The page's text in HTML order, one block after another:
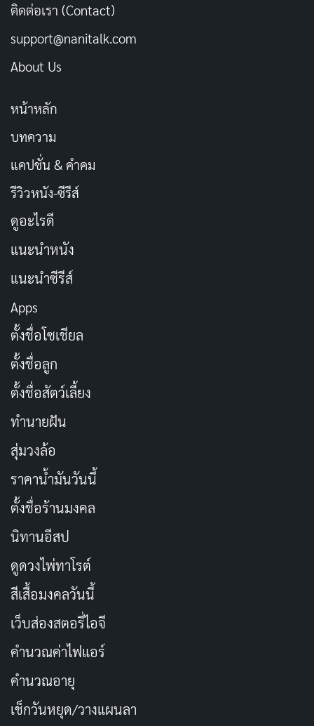
ติดต่อเรา (Contact)
support@nanitalk.com
About Us
หน้าหลัก
บทความ
แคปชั่น & คำคม
รีวิวหนัง-ซีรีส์
ดูอะไรดี
แนะนำหนัง
แนะนำซีรีส์
Apps
ตั้งชื่อโซเชียล
ตั้งชื่อลูก
ตั้งชื่อสัตว์เลี้ยง
ทำนายฝัน
สุ่มวงล้อ
ราคาน้ำมันวันนี้
ตั้งชื่อร้านมงคล
นิทานอีสป
ดูดวงไพ่ทาโรต์
สีเสื้อมงคลวันนี้
เว็บส่องสตอรี่ไอจี
คำนวณค่าไฟแอร์
คำนวณอายุ
เช็กวันหยุด/วางแผนลา